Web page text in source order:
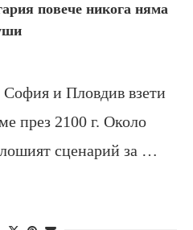
повече никога няма
София и Пловдив взети
през 2100 г. Около
сценарий за …